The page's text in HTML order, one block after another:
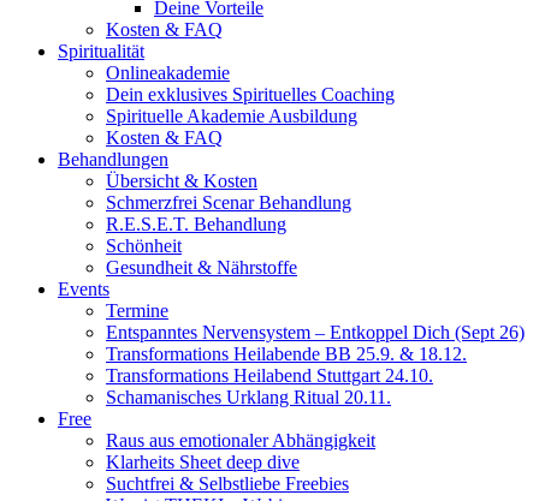
Deine Vorteile
Kosten & FAQ
Spiritualität
Onlineakademie
Dein exklusives Spirituelles Coaching
Spirituelle Akademie Ausbildung
Kosten & FAQ
Behandlungen
Übersicht & Kosten
Schmerzfrei Scenar Behandlung
R.E.S.E.T. Behandlung
Schönheit
Gesundheit & Nährstoffe
Events
Termine
Entspanntes Nervensystem – Entkoppel Dich (Sept 26)
Transformations Heilabende BB 25.9. & 18.12.
Transformations Heilabend Stuttgart 24.10.
Schamanisches Urklang Ritual 20.11.
Free
Raus aus emotionaler Abhängigkeit
Klarheits Sheet deep dive
Suchtfrei & Selbstliebe Freebies